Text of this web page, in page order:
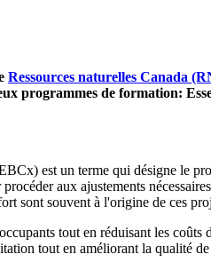
Ressources naturelles Canada
programmes de formation:
est un terme qui désigne le
aux ajustements
sont souvent à l'origine de ces
tout en réduisant les
tout en améliorant la qualité